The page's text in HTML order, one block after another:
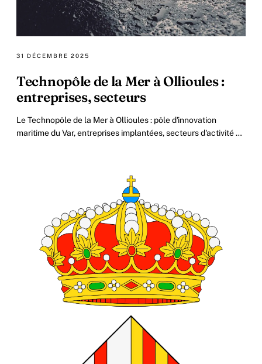
31 DÉCEMBRE 2025
Technopôle de la Mer à Ollioules :
entreprises, secteurs
Le Technopôle de la Mer à Ollioules : pôle d'innovation
maritime du Var, entreprises implantées, secteurs d'activité et